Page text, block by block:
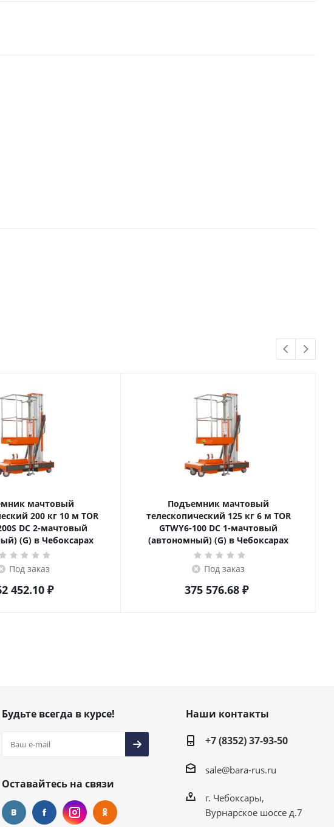
мачтовый
кг 10 м TOR
DC 2-мачтовый
(G) в Чебоксарах
Под заказ
452.10₽
Подъемник мачтовый
телескопический 125 кг 6 м TOR
GTWY6-100 DC 1-мачтовый
(автономный) (G) в Чебоксарах
Под заказ
375 576.68₽
Будьте всегда в курсе!
Оставайтесь на связи
Наши контакты
+7 (8352) 37-93-50
sale@bara-rus.ru
г. Чебоксары,
Вурнарское шоссе д.7